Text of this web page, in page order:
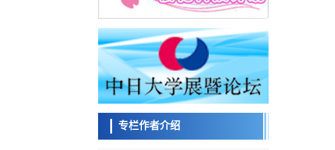
【JST事业成果】发现室温下工作的交替磁体
科学研究
夜景也能清晰呈现在纸上——日本“铁路摄影
迷”教授研发新技术
科学研究
【JST事业成果】开发低成本与低功耗的新型
AI处理器
科学研究
东海大与东北大阐明炎症迁延的生理机制，
治疗
科学研究
理研发现产生调节性T细胞的细胞操作方法，
专栏作者介绍
日本科学未
来馆 科学交
流员
小岩井忠道 泷川 进